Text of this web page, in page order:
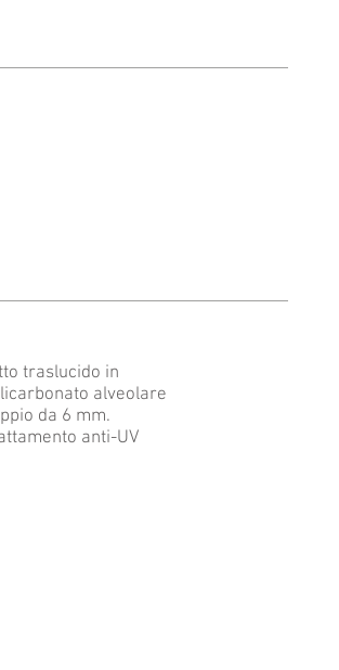
traslucido in
alveolare
da 6 mm.
anti-UV